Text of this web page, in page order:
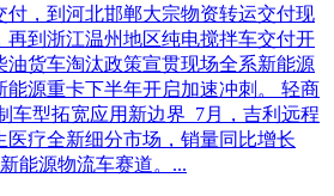
付，到河北邯郸大宗物资转运交付现
再到浙江温州地区纯电搅拌车交付开
油货车淘汰政策宣贯现场全系新能源
能源重卡下半年开启加速冲刺。 轻商
车型拓宽应用新边界 7月，吉利远程
医疗全新细分市场，销量同比增长
能源物流车赛道。...